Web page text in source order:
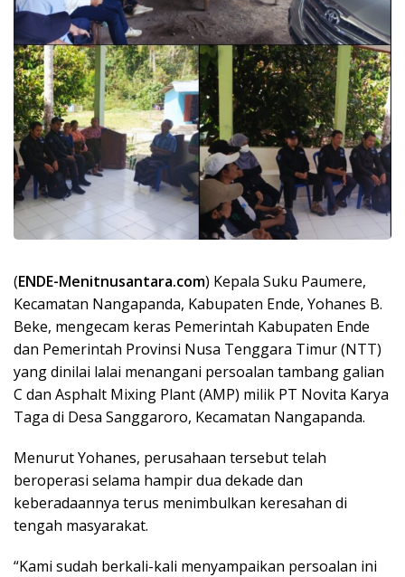
(ENDE-Menitnusantara.com) Kepala Suku Paumere,
Kecamatan Nangapanda, Kabupaten Ende, Yohanes B.
Beke, mengecam keras Pemerintah Kabupaten Ende
dan Pemerintah Provinsi Nusa Tenggara Timur (NTT)
yang dinilai lalai menangani persoalan tambang galian
C dan Asphalt Mixing Plant (AMP) milik PT Novita Karya
Taga di Desa Sanggaroro, Kecamatan Nangapanda.
Menurut Yohanes, perusahaan tersebut telah
beroperasi selama hampir dua dekade dan
keberadaannya terus menimbulkan keresahan di
tengah masyarakat.
“Kami sudah berkali-kali menyampaikan persoalan ini